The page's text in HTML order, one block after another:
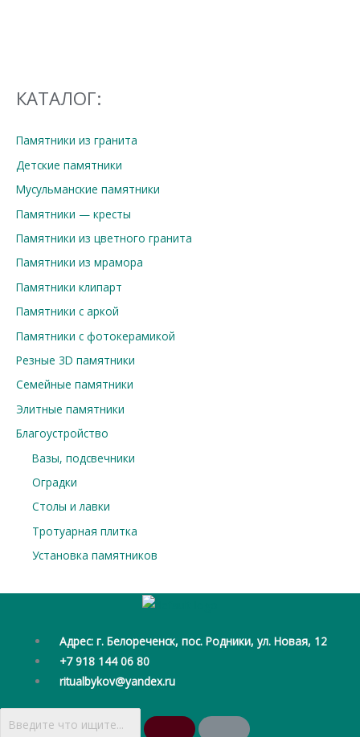
КАТАЛОГ:
Памятники из гранита
Детские памятники
Мусульманские памятники
Памятники — кресты
Памятники из цветного гранита
Памятники из мрамора
Памятники клипарт
Памятники с аркой
Памятники с фотокерамикой
Резные 3D памятники
Семейные памятники
Элитные памятники
Благоустройство
Вазы, подсвечники
Оградки
Столы и лавки
Тротуарная плитка
Установка памятников
Адрес: г. Белореченск, пос. Родники, ул. Новая, 12
+7 918 144 06 80
ritualbykov@yandex.ru